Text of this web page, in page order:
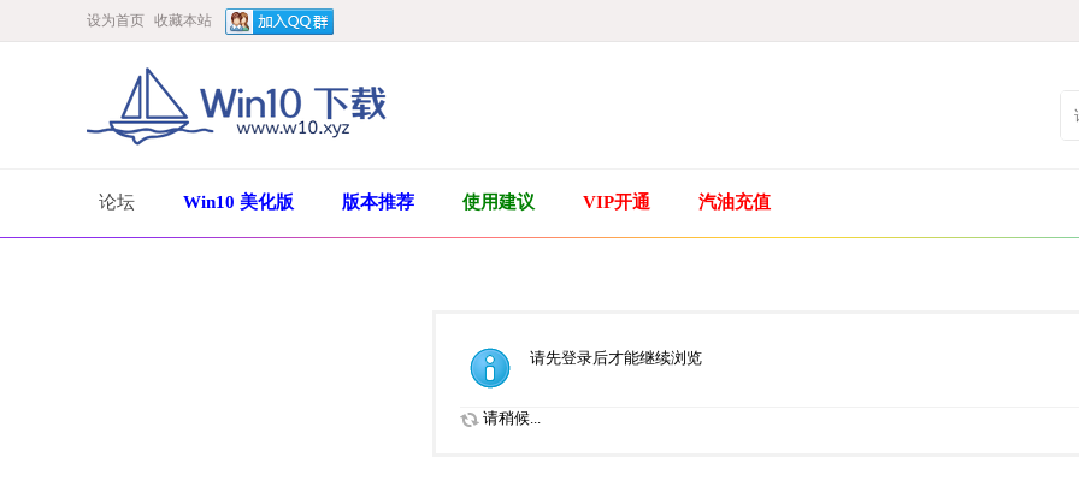
设为首页 收藏本站
论坛 Win10 美化版 版本推荐 使用建议 VIP开通 汽油充值
请先登录后才能继续浏览
请稍候...